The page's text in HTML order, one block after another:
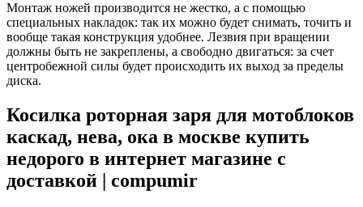
Монтаж ножей производится не жестко, а с помощью
специальных накладок: так их можно будет снимать, точить и
вообще такая конструкция удобнее. Лезвия при вращении
должны быть не закреплены, а свободно двигаться: за счет
центробежной силы будет происходить их выход за пределы
диска.
Косилка роторная заря для мотоблоков
каскад, нева, ока в москве купить
недорого в интернет магазине с
доставкой | compumir